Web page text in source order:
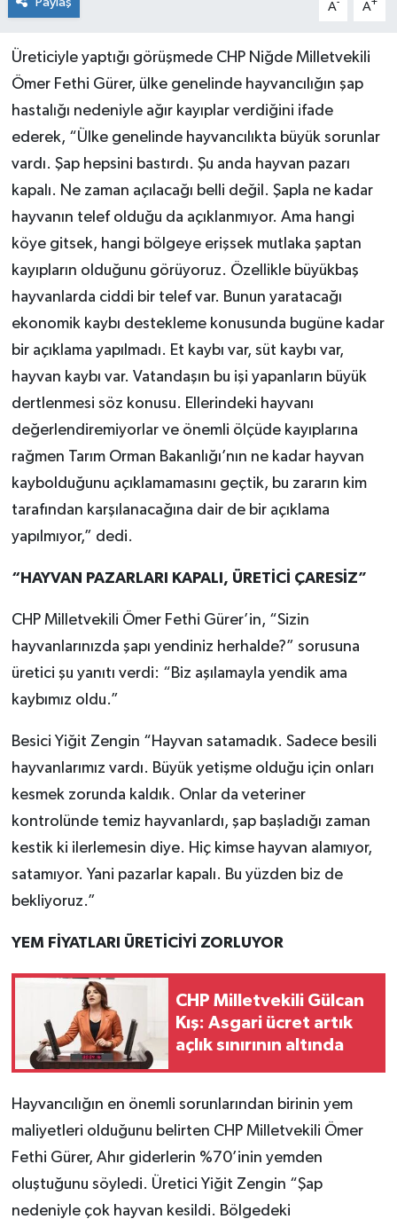
A- A+
Üreticiyle yaptığı görüşmede CHP Niğde Milletvekili
Ömer Fethi Gürer, ülke genelinde hayvancılığın şap
hastalığı nedeniyle ağır kayıplar verdiğini ifade
ederek, “Ülke genelinde hayvancılıkta büyük sorunlar
vardı. Şap hepsini bastırdı. Şu anda hayvan pazarı
kapalı. Ne zaman açılacağı belli değil. Şapla ne kadar
hayvanın telef olduğu da açıklanmıyor. Ama hangi
köye gitsek, hangi bölgeye erişsek mutlaka şaptan
kayıpların olduğunu görüyoruz. Özellikle büyükbaş
hayvanlarda ciddi bir telef var. Bunun yaratacağı
ekonomik kaybı destekleme konusunda bugüne kadar
bir açıklama yapılmadı. Et kaybı var, süt kaybı var,
hayvan kaybı var. Vatandaşın bu işi yapanların büyük
dertlenmesi söz konusu. Ellerindeki hayvanı
değerlendiremiyorlar ve önemli ölçüde kayıplarına
rağmen Tarım Orman Bakanlığı’nın ne kadar hayvan
kaybolduğunu açıklamamasını geçtik, bu zararın kim
tarafından karşılanacağına dair de bir açıklama
yapılmıyor,” dedi.
“HAYVAN PAZARLARI KAPALI, ÜRETİCİ ÇARESİZ”
CHP Milletvekili Ömer Fethi Gürer’in, “Sizin
hayvanlarınızda şapı yendiniz herhalde?” sorusuna
üretici şu yanıtı verdi: “Biz aşılamayla yendik ama
kaybımız oldu.”
Besici Yiğit Zengin “Hayvan satamadık. Sadece besili
hayvanlarımız vardı. Büyük yetişme olduğu için onları
kesmek zorunda kaldık. Onlar da veteriner
kontrolünde temiz hayvanlardı, şap başladığı zaman
kestik ki ilerlemesin diye. Hiç kimse hayvan alamıyor,
satamıyor. Yani pazarlar kapalı. Bu yüzden biz de
bekliyoruz.”
YEM FİYATLARI ÜRETİCİYİ ZORLUYOR
CHP Milletvekili Gülcan
Kış: Asgari ücret artık
açlık sınırının altında
Hayvancılığın en önemli sorunlarından birinin yem
maliyetleri olduğunu belirten CHP Milletvekili Ömer
Fethi Gürer, Ahır giderlerin %70’inin yemden
oluştuğunu söyledi. Üretici Yiğit Zengin “Şap
nedeniyle çok hayvan kesildi. Bölgedeki